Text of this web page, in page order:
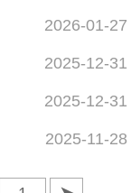
2026-01-27
2025-12-31
2025-12-31
2025-11-28